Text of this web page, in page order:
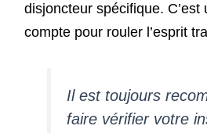
disjoncteur spécifique. C’est
compte pour rouler l’esprit
Il est toujours
faire vérifier votre